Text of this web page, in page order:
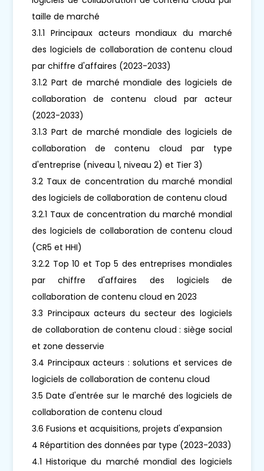
taille de marché
3.1.1 Principaux acteurs mondiaux du marché
des logiciels de collaboration de contenu cloud
par chiffre d'affaires (2023-2033)
3.1.2 Part de marché mondiale des logiciels de
collaboration de contenu cloud par acteur
(2023-2033)
3.1.3 Part de marché mondiale des logiciels de
collaboration de contenu cloud par type
d'entreprise (niveau 1, niveau 2) et Tier 3)
3.2 Taux de concentration du marché mondial
des logiciels de collaboration de contenu cloud
3.2.1 Taux de concentration du marché mondial
des logiciels de collaboration de contenu cloud
(CR5 et HHI)
3.2.2 Top 10 et Top 5 des entreprises mondiales
par chiffre d'affaires des logiciels de
collaboration de contenu cloud en 2023
3.3 Principaux acteurs du secteur des logiciels
de collaboration de contenu cloud : siège social
et zone desservie
3.4 Principaux acteurs : solutions et services de
logiciels de collaboration de contenu cloud
3.5 Date d'entrée sur le marché des logiciels de
collaboration de contenu cloud
3.6 Fusions et acquisitions, projets d'expansion
4 Répartition des données par type (2023-2033)
4.1 Historique du marché mondial des logiciels